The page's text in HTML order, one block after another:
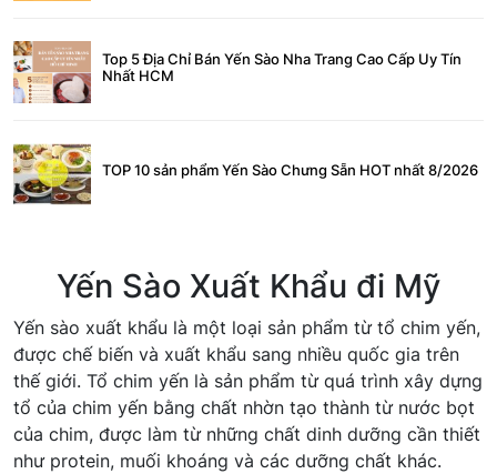
Top 5 Địa Chỉ Bán Yến Sào Nha Trang Cao Cấp Uy Tín
Nhất HCM
TOP 10 sản phẩm Yến Sào Chưng Sẵn HOT nhất 8/2026
Yến Sào Xuất Khẩu đi Mỹ
Yến sào xuất khẩu là một loại sản phẩm từ tổ chim yến,
được chế biến và xuất khẩu sang nhiều quốc gia trên
thế giới. Tổ chim yến là sản phẩm từ quá trình xây dựng
tổ của chim yến bằng chất nhờn tạo thành từ nước bọt
của chim, được làm từ những chất dinh dưỡng cần thiết
như protein, muối khoáng và các dưỡng chất khác.